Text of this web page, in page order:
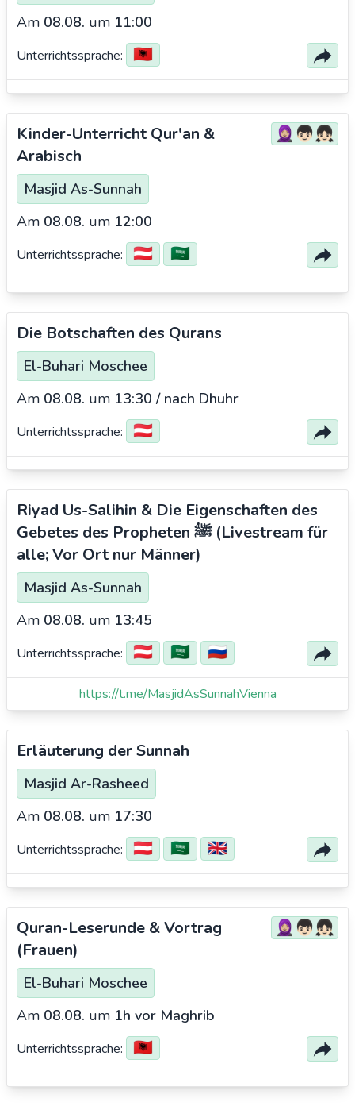
Am 08.08. um 11:00
Unterrichtssprache: 🇦🇱
Kinder-Unterricht Qur'an &
Arabisch
🧕🏼👦🏻👧🏻
Masjid As-Sunnah
Am 08.08. um 12:00
Unterrichtssprache: 🇦🇹 🇸🇦
Die Botschaften des Qurans
El-Buhari Moschee
Am 08.08. um 13:30 / nach Dhuhr
Unterrichtssprache: 🇦🇹
Riyad Us-Salihin & Die Eigenschaften des
Gebetes des Propheten ﷺ (Livestream für
alle; Vor Ort nur Männer)
Masjid As-Sunnah
Am 08.08. um 13:45
Unterrichtssprache: 🇦🇹 🇸🇦 🇷🇺
https://t.me/MasjidAsSunnahVienna
Erläuterung der Sunnah
Masjid Ar-Rasheed
Am 08.08. um 17:30
Unterrichtssprache: 🇦🇹 🇸🇦 🇬🇧
Quran-Leserunde & Vortrag
(Frauen)
🧕🏼👦🏻👧🏻
El-Buhari Moschee
Am 08.08. um 1h vor Maghrib
Unterrichtssprache: 🇦🇱